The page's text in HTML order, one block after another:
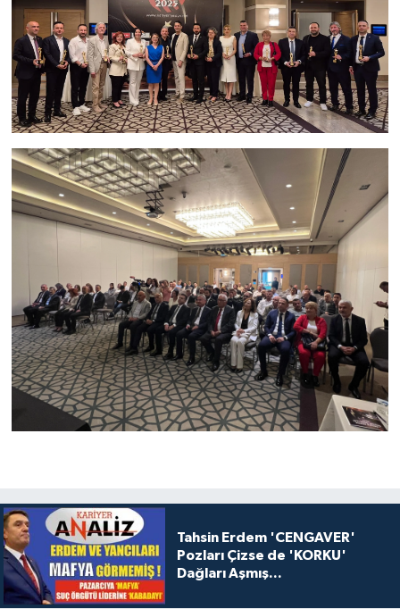
Tahsin Erdem 'CENGAVER'
Pozları Çizse de 'KORKU'
Dağları Aşmış...